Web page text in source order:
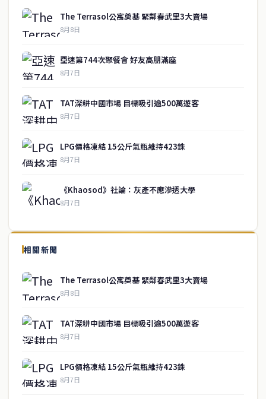
The Terrasol公寓奠基 緊鄰春武里3大賣場
8月8日
亞速第744次聚餐會 好友高朋滿座
8月7日
TAT深耕中國市場 目標吸引逾500萬遊客
8月7日
LPG價格凍結 15公斤氣瓶維持423銖
8月7日
《Khaosod》社論：灰產不應滲透大學
8月7日
相關新聞
The Terrasol公寓奠基 緊鄰春武里3大賣場
8月8日
TAT深耕中國市場 目標吸引逾500萬遊客
8月7日
LPG價格凍結 15公斤氣瓶維持423銖
8月7日
泰國中文新聞（TCN）是一家總部設於曼谷的中文新聞媒體，致力於
報導泰國當地政治、經濟、華人社群與社會時事，為在泰華人讀者提
供即時、客觀、多元的中文新聞內容。
快速連結
即時
政治
工商
service@thaichinesenews.com ↑ 回到頂端